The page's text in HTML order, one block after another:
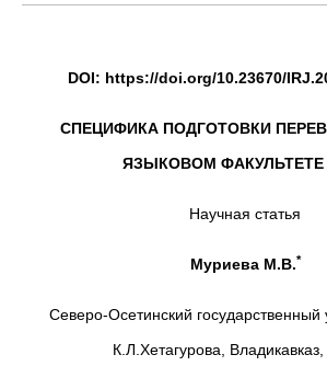
DOI: https://doi.org/10.23670/
СПЕЦИФИКА ПОДГОТОВКИ
ЯЗЫКОВОМ ФАКУЛЬТЕТЕ
Научная статья
Муриева М.В.*
Северо-Осетинский государственный
К.Л.Хетагурова,